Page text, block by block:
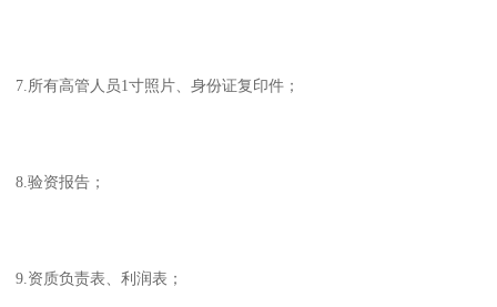
7.所有高管人员1寸照片、身份证复印件；
8.验资报告；
9.资质负责表、利润表；